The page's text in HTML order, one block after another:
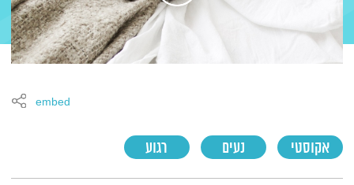
אקוסטי נעים רגוע
embed